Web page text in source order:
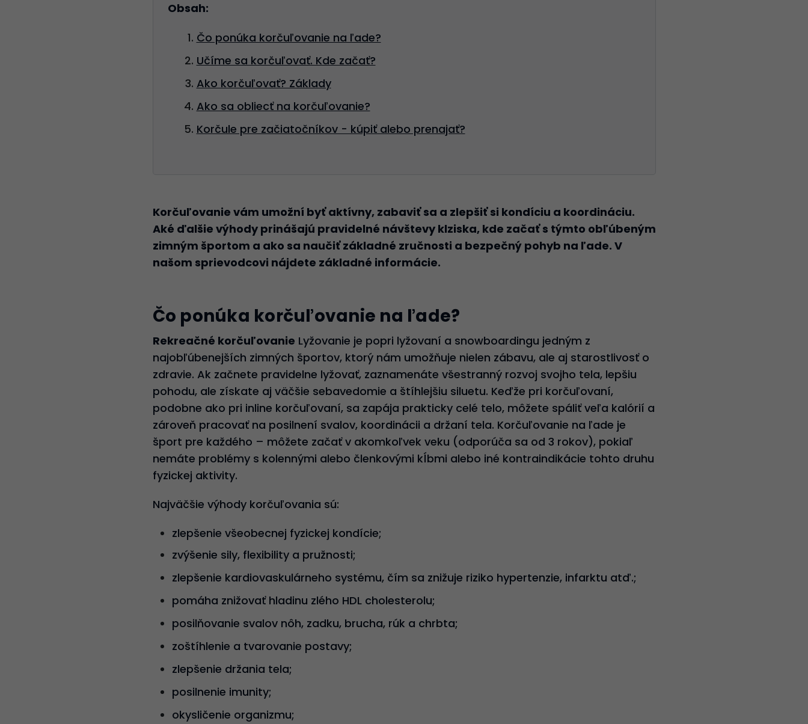
Obsah:
Čo ponúka korčuľovanie na ľade?
Učíme sa korčuľovať. Kde začať?
Ako korčuľovať? Základy
Ako sa obliecť na korčuľovanie?
Korčule pre začiatočníkov - kúpiť alebo prenajať?
Korčuľovanie vám umožní byť aktívny, zabaviť sa a zlepšiť si kondíciu a koordináciu.
Aké ďalšie výhody prinášajú pravidelné návštevy klziska, kde začať s týmto obľúbeným
zimným športom a ako sa naučiť základné zručnosti a bezpečný pohyb na ľade. V
našom sprievodcovi nájdete základné informácie.
Čo ponúka korčuľovanie na ľade?
Rekreačné korčuľovanie Lyžovanie je popri lyžovaní a snowboardingu jedným z
najobľúbenejších zimných športov, ktorý nám umožňuje nielen zábavu, ale aj starostlivosť o
zdravie. Ak začnete pravidelne lyžovať, zaznamenáte všestranný rozvoj svojho tela, lepšiu
pohodu, ale získate aj väčšie sebavedomie a štíhlejšiu siluetu. Keďže pri korčuľovaní,
podobne ako pri inline korčuľovaní, sa zapája prakticky celé telo, môžete spáliť veľa kalórií a
zároveň pracovať na posilnení svalov, koordinácii a držaní tela. Korčuľovanie na ľade je
šport pre každého – môžete začať v akomkoľvek veku (odporúča sa od 3 rokov), pokiaľ
nemáte problémy s kolennými alebo členkovými kĺbmi alebo iné kontraindikácie tohto druhu
fyzickej aktivity.
Najväčšie výhody korčuľovania sú:
zlepšenie všeobecnej fyzickej kondície;
zvýšenie sily, flexibility a pružnosti;
zlepšenie kardiovaskulárneho systému, čím sa znižuje riziko hypertenzie, infarktu atď.;
pomáha znižovať hladinu zlého HDL cholesterolu;
posilňovanie svalov nôh, zadku, brucha, rúk a chrbta;
zoštíhlenie a tvarovanie postavy;
zlepšenie držania tela;
posilnenie imunity;
okysličenie organizmu;